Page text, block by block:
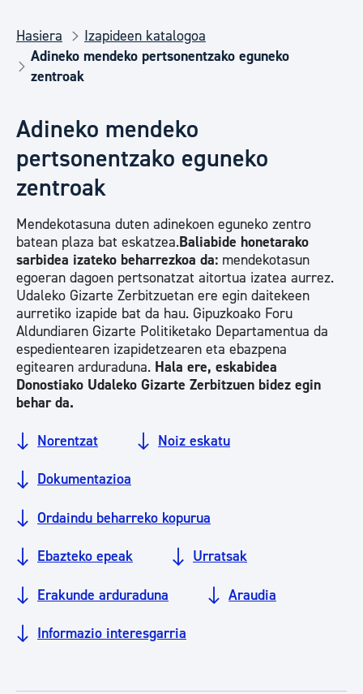
Hasiera
Izapideen katalogoa
Adineko mendeko pertsonentzako eguneko
zentroak
Adineko mendeko
pertsonentzako eguneko
zentroak
Mendekotasuna duten adinekoen eguneko zentro
batean plaza bat eskatzea.Baliabide honetarako
sarbidea izateko beharrezkoa da: mendekotasun
egoeran dagoen pertsonatzat aitortua izatea aurrez.
Udaleko Gizarte Zerbitzuetan ere egin daitekeen
aurretiko izapide bat da hau. Gipuzkoako Foru
Aldundiaren Gizarte Politiketako Departamentua da
espedientearen izapidetzearen eta ebazpena
egitearen arduraduna. Hala ere, eskabidea
Donostiako Udaleko Gizarte Zerbitzuen bidez egin
behar da.
Norentzat Noiz eskatu
Dokumentazioa
Ordaindu beharreko kopurua
Ebazteko epeak Urratsak
Erakunde arduraduna Araudia
Informazio interesgarria